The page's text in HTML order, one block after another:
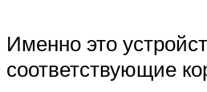
Именно это
соответствующие